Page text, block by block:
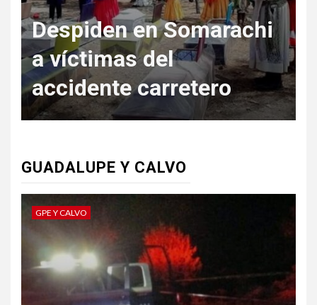
Despiden en Somarachi
a víctimas del
accidente carretero
GUADALUPE Y CALVO
GPE Y CALVO